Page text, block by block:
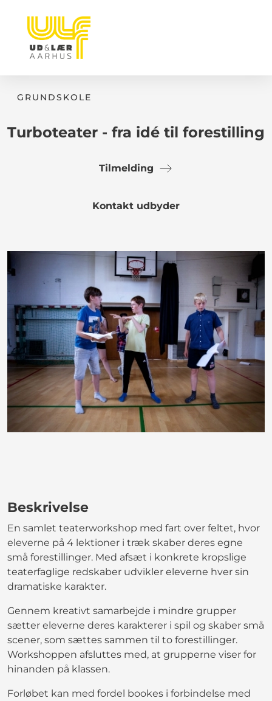
GRUNDSKOLE
Turboteater - fra idé til forestilling
Tilmelding
Kontakt udbyder
Beskrivelse
En samlet teaterworkshop med fart over feltet, hvor
eleverne på 4 lektioner i træk skaber deres egne
små forestillinger. Med afsæt i konkrete kropslige
teaterfaglige redskaber udvikler eleverne hver sin
dramatiske karakter.
Gennem kreativt samarbejde i mindre grupper
sætter eleverne deres karakterer i spil og skaber små
scener, som sættes sammen til to forestillinger.
Workshoppen afsluttes med, at grupperne viser for
hinanden på klassen.
Forløbet kan med fordel bookes i forbindelse med